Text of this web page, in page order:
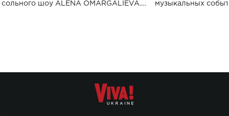
сольного шоу ALENA OMARGALIEVA.
музыкальных